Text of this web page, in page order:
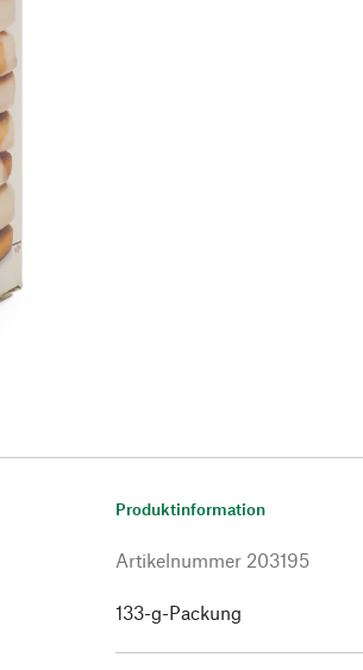
Produktinformation
Artikelnummer 203195
133-g-Packung